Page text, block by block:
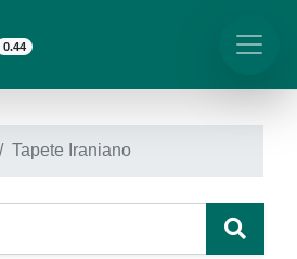
0.44
Tapete Iraniano